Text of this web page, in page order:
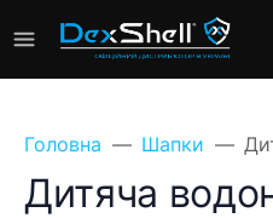
Головна Шапки
Дитяча